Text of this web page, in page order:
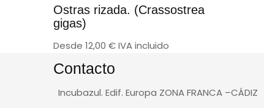
Ostras rizada. (Crassostrea
gigas)
Desde 12,00 €IVA incluido
Contacto
Incubazul. Edif. Europa ZONA FRANCA –CÁDIZ